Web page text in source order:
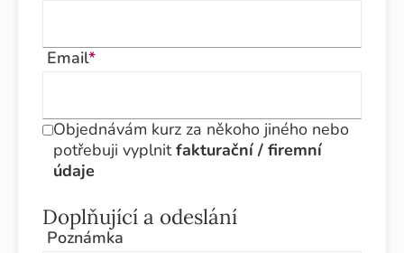
Email*
Objednávám kurz za někoho jiného nebo
potřebuji vyplnitfakturační / firemní
údaje
Doplňující a odeslání
Poznámka